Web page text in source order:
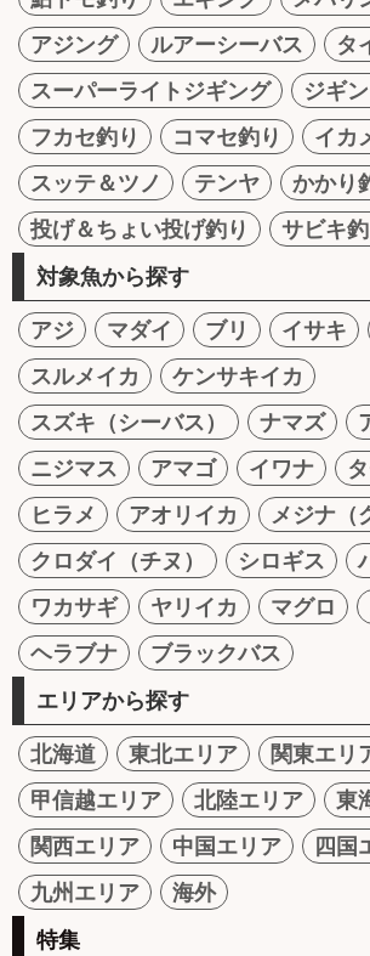
アジング
ルアーシーバス
タ
スーパーライトジギング
ジギ
フカセ釣り
コマセ釣り
イカ
スッテ＆ツノ
テンヤ
かかり
投げ＆ちょい投げ釣り
サビキ
対象魚から探す
アジ マダイ ブリ イサキ
スルメイカ
ケンサキイカ
スズキ（シーバス）
ナマズ
ニジマス
アマゴ イワナ
ヒラメ
アオリイカ
メジナ（
クロダイ（チヌ）
シロギス
ワカサギ
ヤリイカ マグロ
ヘラブナ
ブラックバス
エリアから探す
北海道 東北エリア
関東エリ
甲信越エリア
北陸エリア
東
関西エリア
中国エリア
四国
九州エリア
海外
特集